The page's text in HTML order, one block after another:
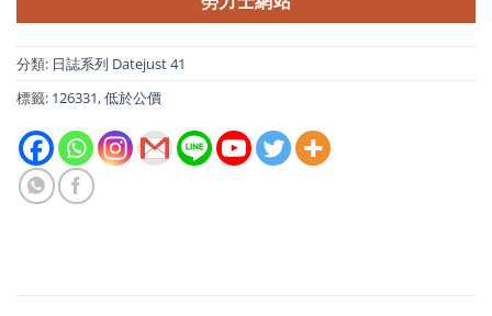
分類: 日誌系列 Datejust 41
標籤: 126331,低於公價